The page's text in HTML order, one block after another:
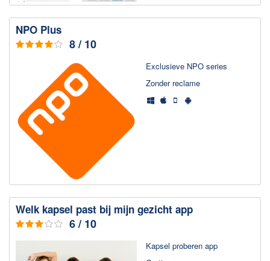
Productiviteit
Planning en organisatie
Tekst en Administratie
Overige
Algemeen
Chatten en bellen
Rar en Zip (Compressie - Unzip)
Shopping
NPO Plus
8 / 10
Exclusieve NPO series
Zonder reclame
Welk kapsel past bij mijn gezicht app
6 / 10
Kapsel proberen app